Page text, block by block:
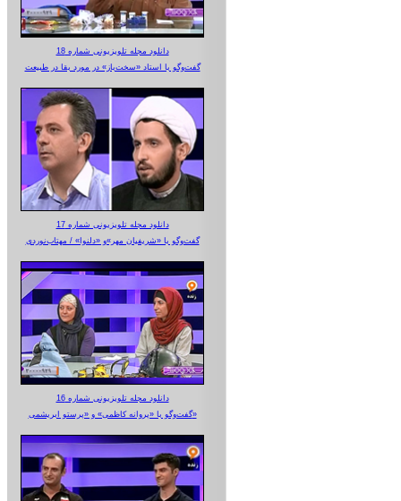
دانلود مجله تلویزیونی شماره 18
گفت‌وگو با استاد «سخت‌باز» در مورد بقا در طبیعت
دانلود مجله تلویزیونی شماره 17
گفت‌وگو با «شریفیان مهر»‌و «دلنوا» / مهتاب‌نوردی
دانلود مجله تلویزیونی شماره 16
گفت‌وگو با «پروانه کاظمی» و «پرستو‌ ابریشمی»